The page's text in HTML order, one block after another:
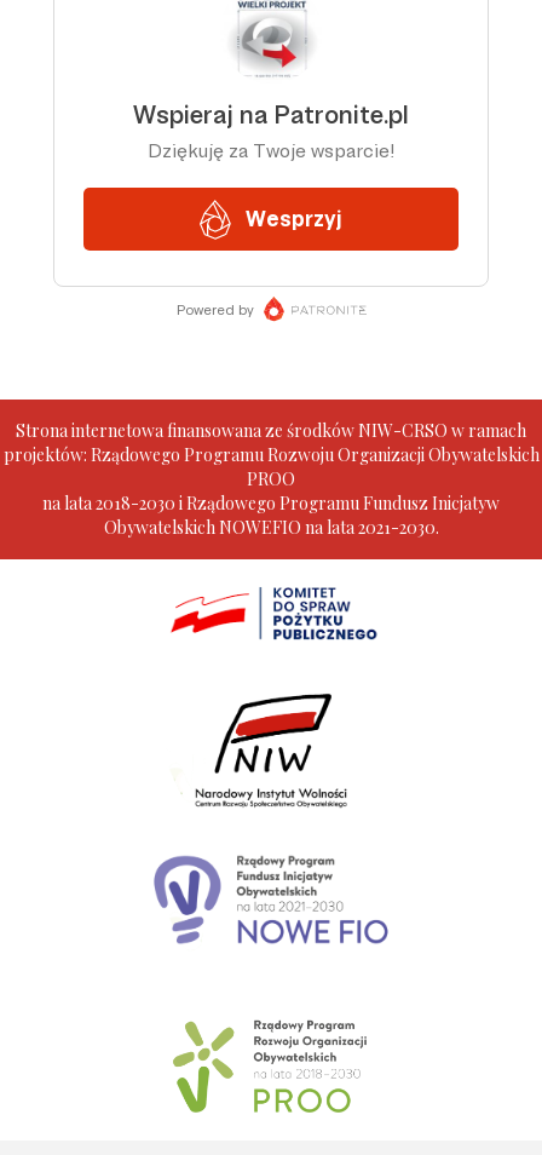
Strona internetowa finansowana ze środków NIW-CRSO w ramach
projektów: Rządowego Programu Rozwoju Organizacji Obywatelskich
PROO
na lata 2018-2030 i Rządowego Programu Fundusz Inicjatyw
Obywatelskich NOWEFIO na lata 2021-2030.